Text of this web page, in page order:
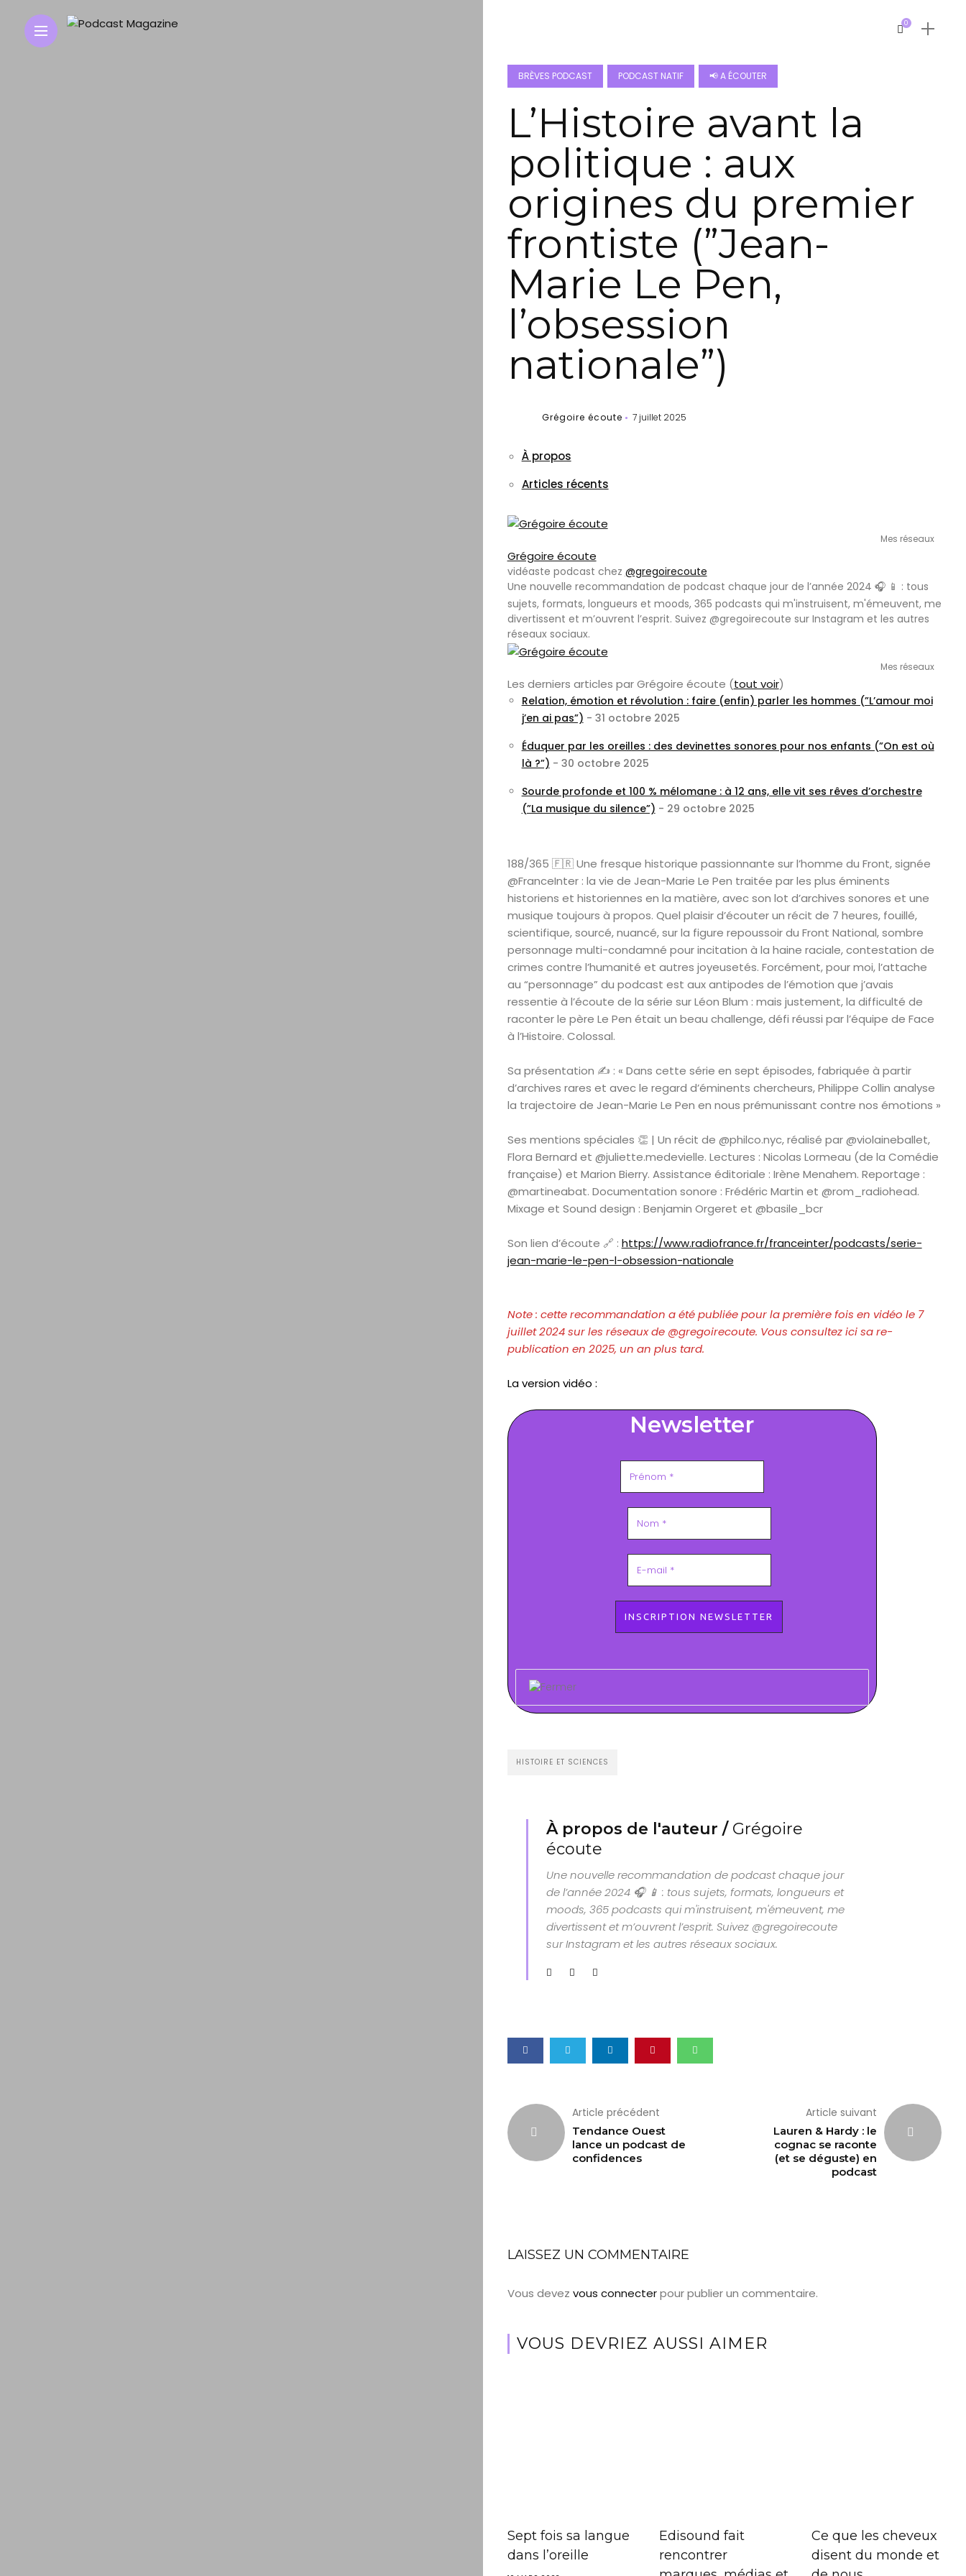
0
BRÈVES PODCAST PODCAST NATIF 📢 A ÉCOUTER
L’Histoire avant la
politique : aux
origines du premier
frontiste (”Jean-
Marie Le Pen,
l’obsession
nationale”)
Grégoire écoute 7 juillet 2025
À propos
Articles récents
Mes réseaux
Grégoire écoute
vidéaste podcast chez @gregoirecoute
Une nouvelle recommandation de podcast chaque jour de l’année 2024 🎧 📱 : tous
sujets, formats, longueurs et moods, 365 podcasts qui m'instruisent, m'émeuvent, me
divertissent et m’ouvrent l’esprit. Suivez @gregoirecoute sur Instagram et les autres
réseaux sociaux.
Mes réseaux
Les derniers articles par Grégoire écoute (tout voir)
Relation, émotion et révolution : faire (enfin) parler les hommes (”L’amour moi
j’en ai pas”) - 31 octobre 2025
Éduquer par les oreilles : des devinettes sonores pour nos enfants (”On est où
là ?”) - 30 octobre 2025
Sourde profonde et 100 % mélomane : à 12 ans, elle vit ses rêves d’orchestre
(”La musique du silence”) - 29 octobre 2025
188/365 🇫🇷 Une fresque historique passionnante sur l’homme du Front, signée
@FranceInter : la vie de Jean-Marie Le Pen traitée par les plus éminents
historiens et historiennes en la matière, avec son lot d’archives sonores et une
musique toujours à propos. Quel plaisir d’écouter un récit de 7 heures, fouillé,
scientifique, sourcé, nuancé, sur la figure repoussoir du Front National, sombre
personnage multi-condamné pour incitation à la haine raciale, contestation de
crimes contre l’humanité et autres joyeusetés. Forcément, pour moi, l’attache
au “personnage” du podcast est aux antipodes de l’émotion que j’avais
ressentie à l’écoute de la série sur Léon Blum : mais justement, la difficulté de
raconter le père Le Pen était un beau challenge, défi réussi par l’équipe de Face
à l’Histoire. Colossal.
Sa présentation ✍️ : « Dans cette série en sept épisodes, fabriquée à partir
d’archives rares et avec le regard d’éminents chercheurs, Philippe Collin analyse
la trajectoire de Jean-Marie Le Pen en nous prémunissant contre nos émotions »
Ses mentions spéciales 👏 | Un récit de @philco.nyc, réalisé par @violaineballet,
Flora Bernard et @juliette.medevielle. Lectures : Nicolas Lormeau (de la Comédie
française) et Marion Bierry. Assistance éditoriale : Irène Menahem. Reportage :
@martineabat. Documentation sonore : Frédéric Martin et @rom_radiohead.
Mixage et Sound design : Benjamin Orgeret et @basile_bcr
Son lien d’écoute 🔗 : https://www.radiofrance.fr/franceinter/podcasts/serie-
jean-marie-le-pen-l-obsession-nationale
Note : cette recommandation a été publiée pour la première fois en vidéo le 7
juillet2024 sur les réseaux de @gregoirecoute. Vous consultez ici sa re-
publication en 2025, un an plus tard.
La version vidéo :
Newsletter
HISTOIRE ET SCIENCES
À propos de l'auteur / Grégoire
écoute
Une nouvelle recommandation de podcast chaque jour
de l’année 2024 🎧 📱 : tous sujets, formats, longueurs et
moods, 365 podcasts qui m'instruisent, m'émeuvent, me
divertissent et m’ouvrent l’esprit. Suivez @gregoirecoute
sur Instagram et les autres réseaux sociaux.
Article précédent
Tendance Ouest
lance un podcast de
confidences
Article suivant
Lauren & Hardy : le
cognac se raconte
(et se déguste) en
podcast
LAISSEZ UN COMMENTAIRE
Vous devez vous connecterpour publier un commentaire.
VOUS DEVRIEZ AUSSI AIMER
Sept fois sa langue
dans l’oreille
Edisound fait
rencontrer
Ce que les cheveux
disent du monde et